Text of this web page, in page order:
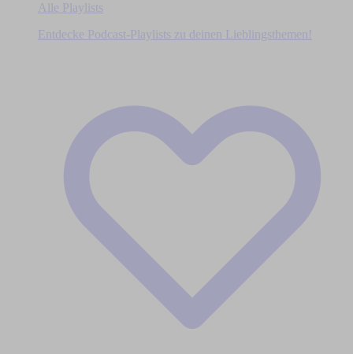
Alle Playlists
Entdecke Podcast-Playlists zu deinen Lieblingsthemen!